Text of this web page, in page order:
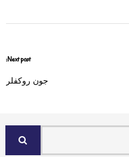
Next post:
جون روكفلر